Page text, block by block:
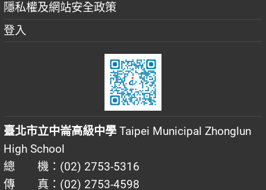
隱私權及網站安全政策
登入
臺北市立中崙高級中學 Taipei Municipal Zhonglun
High School
總 機：(02) 2753-5316
傳 真：(02) 2753-4598